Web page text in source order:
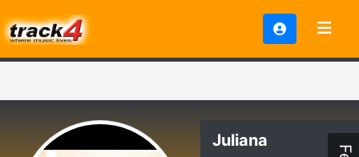
Juliana